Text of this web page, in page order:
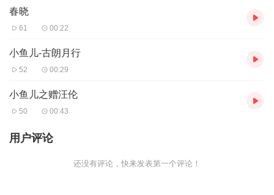
春晓
61 00:22
小鱼儿-古朗月行
52 00:29
小鱼儿之赠汪伦
50 00:43
用户评论
还没有评论，快来发表第一个评论！